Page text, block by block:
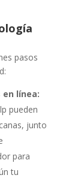
pasos
en línea:
pueden
junto
para
tu